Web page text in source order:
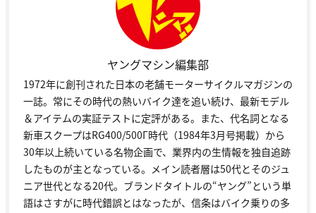
ヤングマシン編集部
1972年に創刊された日本の老舗モーターサイクルマガジンの
一誌。常にその時代の熱いバイク達を追い続け、最新モデル
＆アイテムの実証テストに定評がある。また、代名詞となる
新車スクープはRG400/500Γ時代（1984年3月号掲載）から
30年以上続いている名物企画で、業界内の生情報を独自追跡
したものが主となっている。メイン読者層は50代とそのジュ
ニア世代となる20代。ブランドタイトルの“ヤング”という単
語はさすがに時代錯誤とはなったが、信条はバイク乗りの多